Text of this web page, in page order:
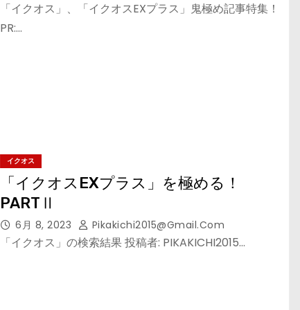
「イクオス」、「イクオスEXプラス」鬼極め記事特集！
PR:…
イクオス
「イクオスEXプラス」を極める！
PARTⅡ
6月 8, 2023 Pikakichi2015@gmail.com
「イクオス」の検索結果 投稿者: PIKAKICHI2015…